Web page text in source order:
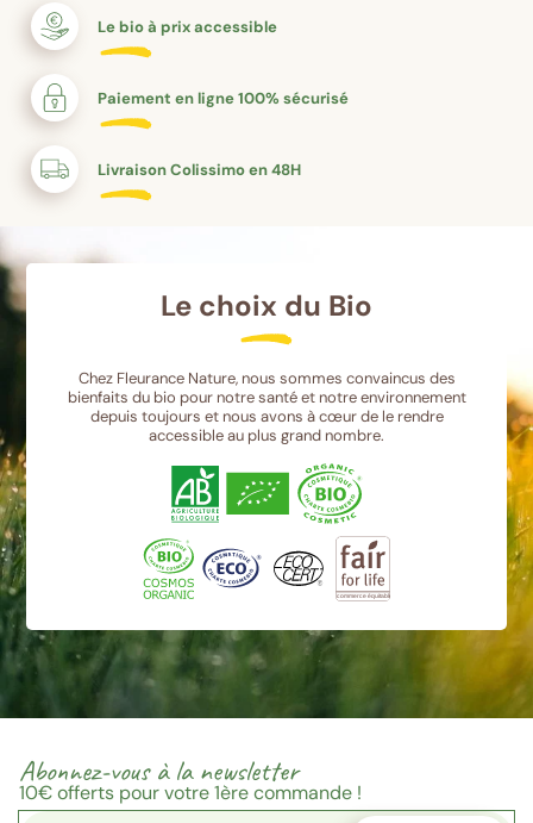
Le bio à prix accessible
Paiement en ligne 100% sécurisé
Livraison Colissimo en 48H
Le choix du Bio
Chez Fleurance Nature, nous sommes convaincus des
bienfaits du bio pour notre santé et notre environnement
depuis toujours et nous avons à cœur de le rendre
accessible au plus grand nombre.
Abonnez-vous à la newsletter
10€offerts pour votre 1ère commande !